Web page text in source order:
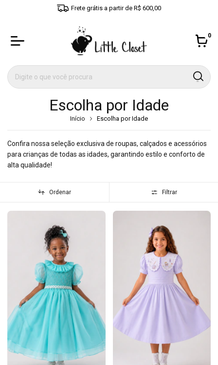
Frete grátis a partir de R$ 600,00
0
Escolha por Idade
Início Escolha por Idade
Confira nossa seleção exclusiva de roupas, calçados e acessórios
para crianças de todas as idades, garantindo estilo e conforto de
alta qualidade!
Ordenar Filtrar